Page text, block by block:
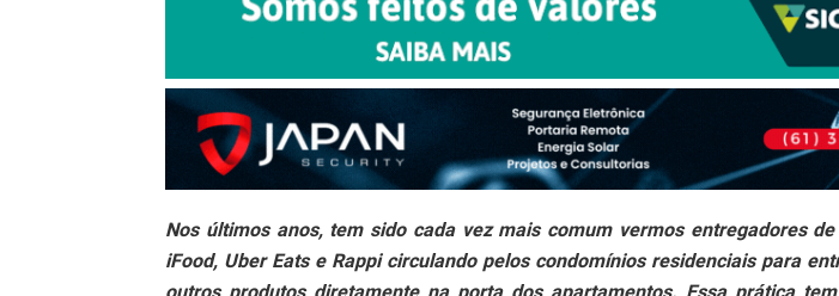
Nos últimos anos, tem sido cada vez mais comum vermos entregadores
iFood, Uber Eats e Rappi circulando pelos condomínios residenciais para